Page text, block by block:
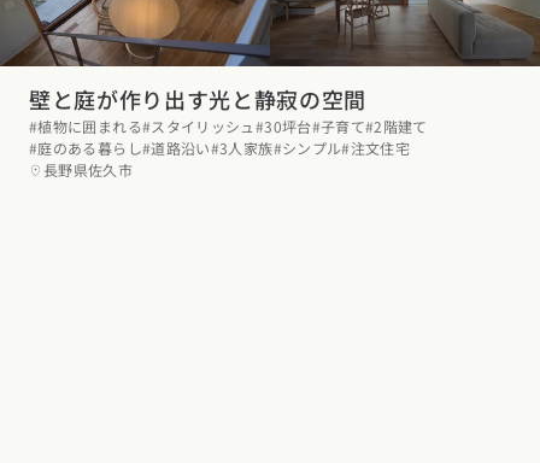
壁と庭が作り出す光と静寂の空間
#植物に囲まれる#スタイリッシュ #30坪台#子育て#2階建て
#庭のある暮らし#道路沿い#3人家族#シンプル#注文住宅
長野県佐久市